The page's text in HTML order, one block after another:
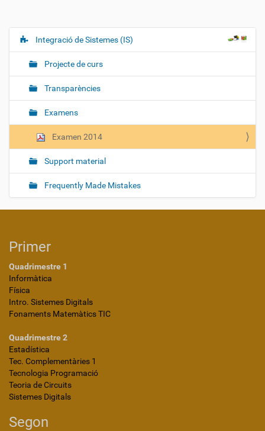
N
g
i
Integració de Sistemes (IS)
Projecte de curs
Transparències
Examens
Examen 2014
Support material
Frequently Made Mistakes
Primer
Quadrimestre 1
Informàtica
Física
Intro. Sistemes Digitals
Fonaments Matemàtics TIC
Quadrimestre 2
Estadística
Tec. Complementàries 1
Tecnologia Programació
Teoria de Circuits
Sistemes Digitals
Segon